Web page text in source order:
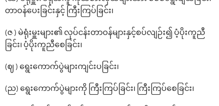
တာဝန်‌ပေးခြင်းနှင့် ကြီးကြပ်ခြင်း၊
(ဇ ) မဲရုံးမှူးများ၏ လုပ်ငန်းတာဝန်များနှင့်စပ်လျဉ်း၍ ပံ့ပိုးကူညီ
ခြင်း၊ ပံ့ပိုးကူညီစေခြင်း၊
(ဈ ) ‌ရွေး‌ကောက်ပွဲများကျင်းပခြင်း၊
(ည) ‌ရွေး‌ကောက်ပွဲများကို ကြီးကြပ်ခြင်း၊ ကြီးကြပ်‌စေခြင်း၊